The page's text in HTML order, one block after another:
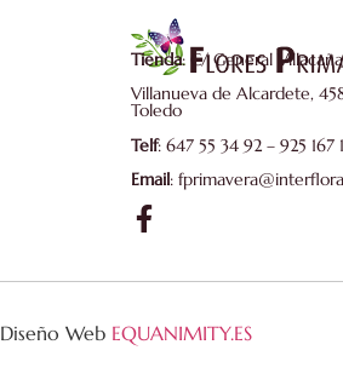
Tienda: C/ General
Villanueva de Alcardete,
Toledo
Telf: 647 55 34 92 – 925 167
Email:
Diseño Web EQUANIMITY.ES